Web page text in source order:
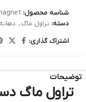
شناسه محصول:
دسته: تراول ماگ ,
اشتراک گذاری:
توضیحات